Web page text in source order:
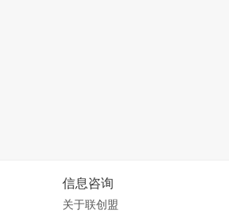
信息咨询
关于联创盟